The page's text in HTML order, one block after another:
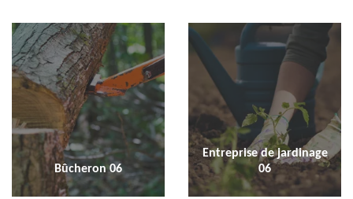
Bûcheron 06
Entreprise de jardinage
06